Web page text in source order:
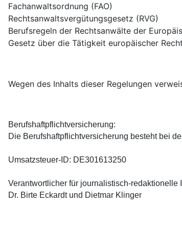
Fachanwaltsordnung (FAO)
Rechtsanwaltsvergütungsgesetz (RVG)
Berufsregeln der Rechtsanwälte der
Gesetz über die Tätigkeit europäischer
Wegen des Inhalts dieser Regelungen
Berufshaftpflichtversicherung:
Die Berufshaftpflichtversicherung besteht bei
Umsatzsteuer-ID: DE301613250
Verantwortlicher für journalistisch-redaktionelle
Dr. Birte Eckardt und Dietmar Klinger